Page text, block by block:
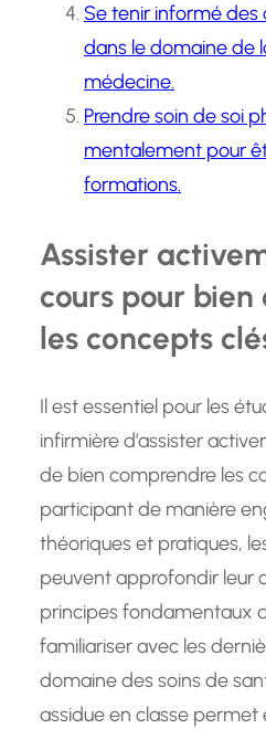
Se tenir informé des
dans le domaine de
médecine.
Prendre soin de soi
mentalement pour
formations.
Assister
cours pour
les concepts
Il est essentiel pour les
infirmière d’assister
de bien comprendre les
participant de manière
théoriques et pratiques,
peuvent approfondir leur
principes fondamentaux
familiariser avec les
domaine des soins de
assidue en classe